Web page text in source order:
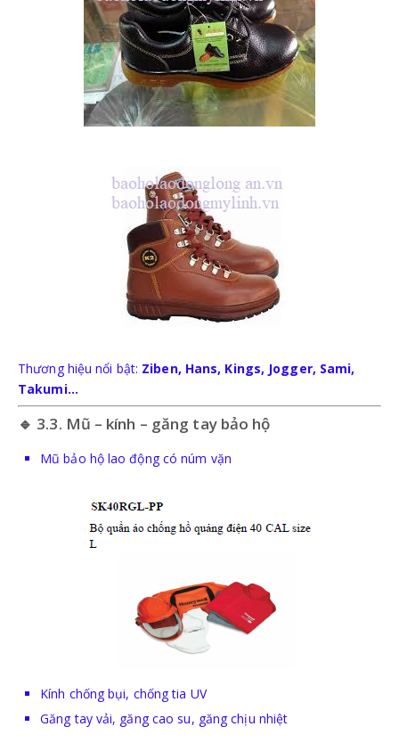
Thương hiệu nổi bật: Ziben, Hans, Kings, Jogger, Sami,
Takumi…
🔹 3.3. Mũ – kính – găng tay bảo hộ
Mũ bảo hộ lao động có núm vặn
Kính chống bụi, chống tia UV
Găng tay vải, găng cao su, găng chịu nhiệt